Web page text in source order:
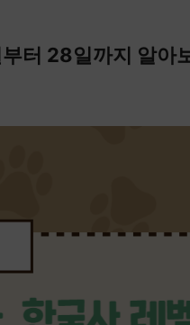
터 28일까지 알아